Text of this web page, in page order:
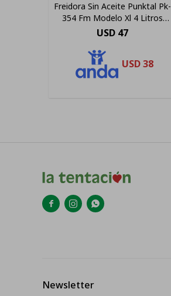
Freidora Sin Aceite Punktal Pk-
354 Fm Modelo Xl 4 Litros
1400w Negro
USD 47
USD 38
  
Newsletter